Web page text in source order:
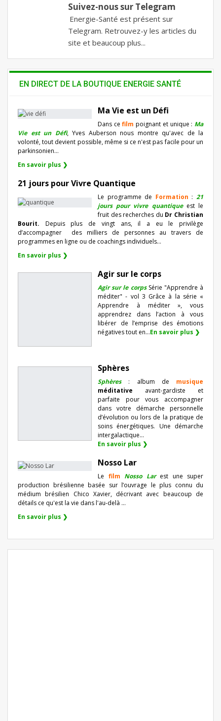
Suivez-nous sur Telegram
Energie-Santé est présent sur
Telegram. Retrouvez-y les articles du
site et beaucoup plus...
EN DIRECT DE LA BOUTIQUE ENERGIE SANTÉ
Ma Vie est un Défi
Dans cefilm poignant et unique : Ma
Vie est un Défi, Yves Auberson nous montre qu'avec de la
volonté, tout devient possible, même si ce n'est pas facile pour un
parkinsonien…
En savoir plus ❯
21 jours pour Vivre Quantique
Le programme de Formation :21
jours pour vivre quantiqueest le
fruit des recherches du Dr Christian
Bourit. Depuis plus de vingt ans, il a eu le privilège
d’accompagner
des milliers de personnes au travers de
programmes en ligne ou de coachings individuels…
En savoir plus ❯
Agir sur le corps
Agir sur le corpsSérie "Apprendre à
méditer" - vol 3 Grâce à la série «
Apprendre à méditer », vous
apprendrez dans l’action à vous
libérer de l’emprise des émotions
négatives tout en...En savoir plus ❯
Sphères
Sphères: album de musique
méditative avant-gardiste et
parfaite pour vous accompagner
dans votre démarche personnelle
d’évolution ou lors de la pratique de
soins énergétiques. Une démarche
intergalactique...
En savoir plus ❯
Nosso Lar
Le film Nosso Lar est une super
production brésilienne basée sur l’ouvrage le plus connu du
médium brésilien Chico Xavier, décrivant avec beaucoup de
détails ce qu'est la vie dans l'au-delà ...
En savoir plus ❯